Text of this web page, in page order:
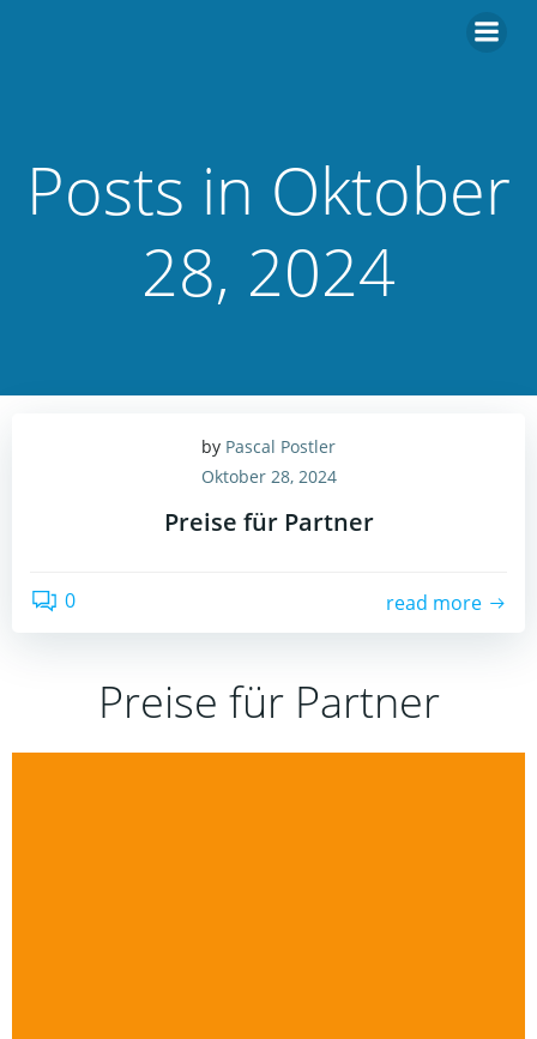
Posts in Oktober
28, 2024
by Pascal Postler
Oktober 28, 2024
Preise für Partner
0 read more
Preise für Partner